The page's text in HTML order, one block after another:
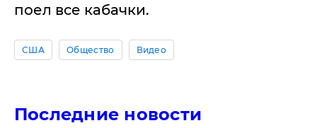
поел все кабачки.
США Общество Видео
Последние новости